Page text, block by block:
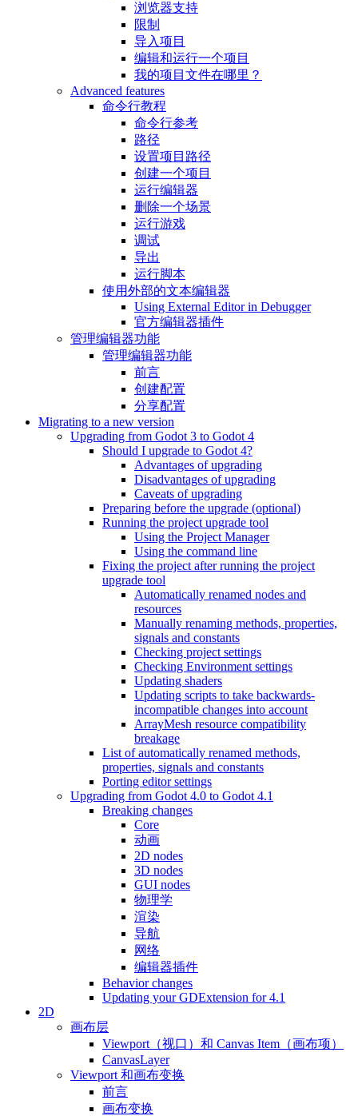
浏览器支持
限制
导入项目
编辑和运行一个项目
我的项目文件在哪里？
Advanced features
命令行教程
命令行参考
路径
设置项目路径
创建一个项目
运行编辑器
删除一个场景
运行游戏
调试
导出
运行脚本
使用外部的文本编辑器
Using External Editor in Debugger
官方编辑器插件
管理编辑器功能
管理编辑器功能
前言
创建配置
分享配置
Migrating to a new version
Upgrading from Godot 3 to Godot 4
Should I upgrade to Godot 4?
Advantages of upgrading
Disadvantages of upgrading
Caveats of upgrading
Preparing before the upgrade (optional)
Running the project upgrade tool
Using the Project Manager
Using the command line
Fixing the project after running the project
upgrade tool
Automatically renamed nodes and
resources
Manually renaming methods, properties,
signals and constants
Checking project settings
Checking Environment settings
Updating shaders
Updating scripts to take backwards-
incompatible changes into account
ArrayMesh resource compatibility
breakage
List of automatically renamed methods,
properties, signals and constants
Porting editor settings
Upgrading from Godot 4.0 to Godot 4.1
Breaking changes
Core
动画
2D nodes
3D nodes
GUI nodes
物理学
渲染
导航
网络
编辑器插件
Behavior changes
Updating your GDExtension for 4.1
2D
画布层
Viewport（视口）和 Canvas Item（画布项）
CanvasLayer
Viewport 和画布变换
前言
画布变换